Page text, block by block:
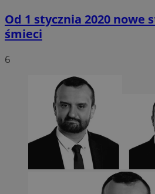
Od 1 stycznia 2020 nowe
śmieci
6